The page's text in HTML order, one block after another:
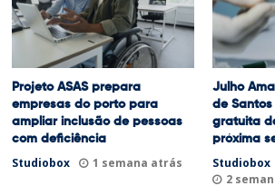
Projeto ASAS prepara
empresas do porto para
ampliar inclusão de pessoas
com deficiência
Studiobox 1 semana atrás
Julho
de
gratuita
próxima
Studiobox
2